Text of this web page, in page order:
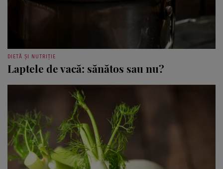
DIETĂ ȘI NUTRIȚIE
Laptele de vacă: sănătos sau nu?